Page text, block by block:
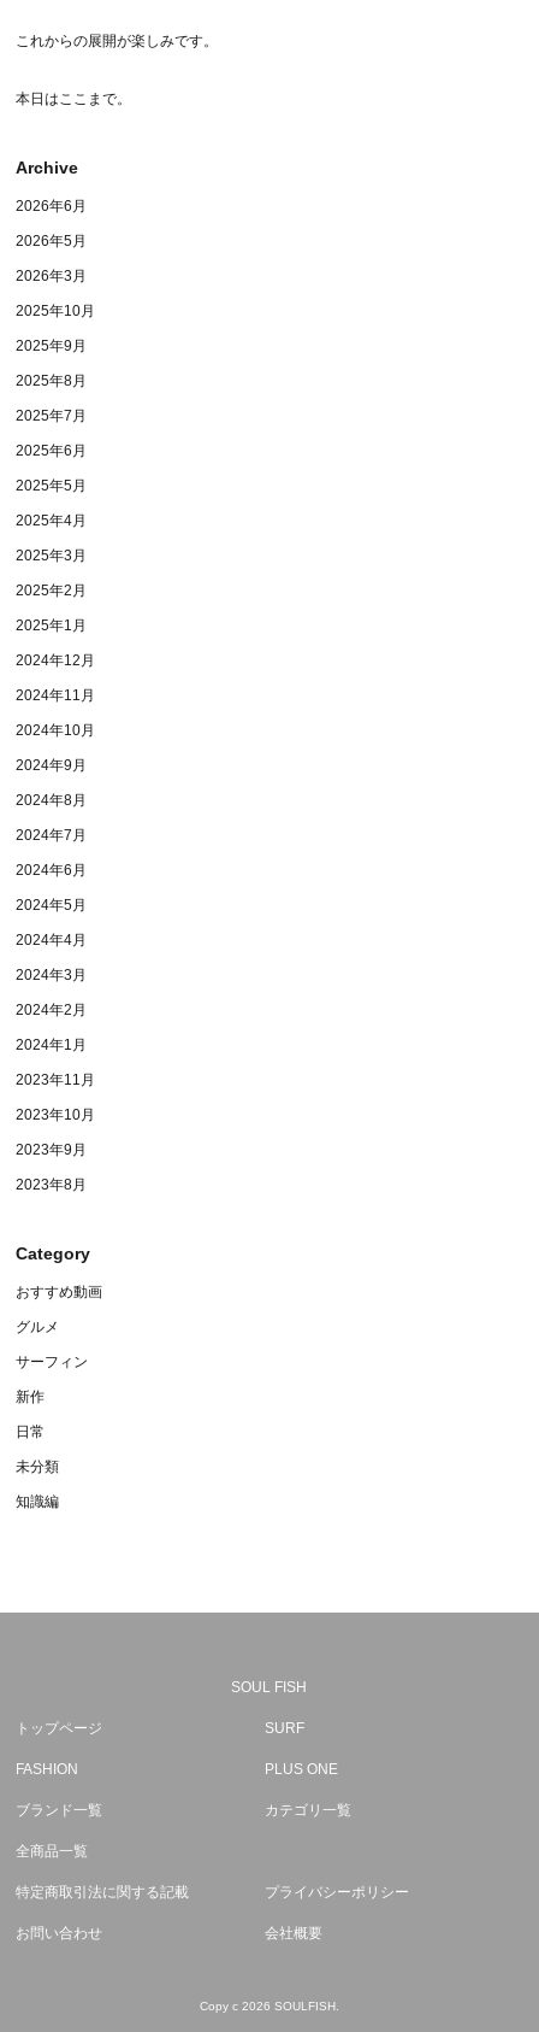
これからの展開が楽しみです。
本日はここまで。
Archive
2026年6月
2026年5月
2026年3月
2025年10月
2025年9月
2025年8月
2025年7月
2025年6月
2025年5月
2025年4月
2025年3月
2025年2月
2025年1月
2024年12月
2024年11月
2024年10月
2024年9月
2024年8月
2024年7月
2024年6月
2024年5月
2024年4月
2024年3月
2024年2月
2024年1月
2023年11月
2023年10月
2023年9月
2023年8月
Category
おすすめ動画
グルメ
サーフィン
新作
日常
未分類
知識編
SOUL FISH
トップページ SURF
FASHION PLUS ONE
ブランド一覧 カテゴリ一覧
全商品一覧
特定商取引法に関する記載 プライバシーポリシー
お問い合わせ 会社概要
Copy c 2026 SOULFISH.